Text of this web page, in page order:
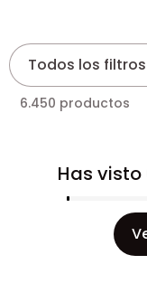
Todos los filtros
6.450 productos
Has